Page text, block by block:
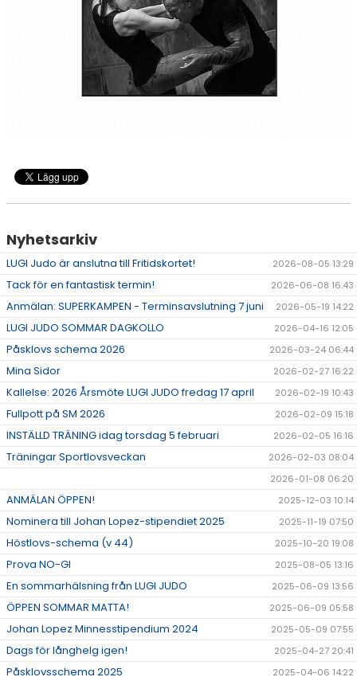
Nyhetsarkiv
LUGI Judo är anslutna till Fritidskortet! 2026-08-05 13:29
Tack för en fantastisk termin! 2026-06-08 16:43
Anmälan: SUPERKAMPEN - Terminsavslutning 7 juni 2026-05-19 14:22
LUGI JUDO SOMMAR DAGKOLLO 2026-04-16 12:05
Påsklovs schema 2026 2026-03-24 06:44
Mina Sidor 2026-02-27 16:22
Kallelse: 2026 Årsmöte LUGI JUDO fredag 17 april 2026-02-19 10:43
Fullpott på SM 2026 2026-02-09 15:18
INSTÄLLD TRÄNING idag torsdag 5 februari 2026-02-05 16:16
Träningar Sportlovsveckan
2026-02-03 08:04
2026-01-08 06:20
ANMÄLAN ÖPPEN! 2025-12-03 10:14
Nominera till Johan Lopez-stipendiet 2025 2025-11-19 07:50
Höstlovs-schema (v 44) 2025-10-20 19:08
Prova NO-GI 2025-08-05 13:16
En sommarhälsning från LUGI JUDO 2025-06-09 13:56
ÖPPEN SOMMAR MATTA! 2025-06-09 05:58
Johan Lopez Minnesstipendium 2024 2025-05-09 07:55
Dags för långhelg igen! 2025-04-27 20:41
Påsklovsschema 2025 2025-04-06 14:22